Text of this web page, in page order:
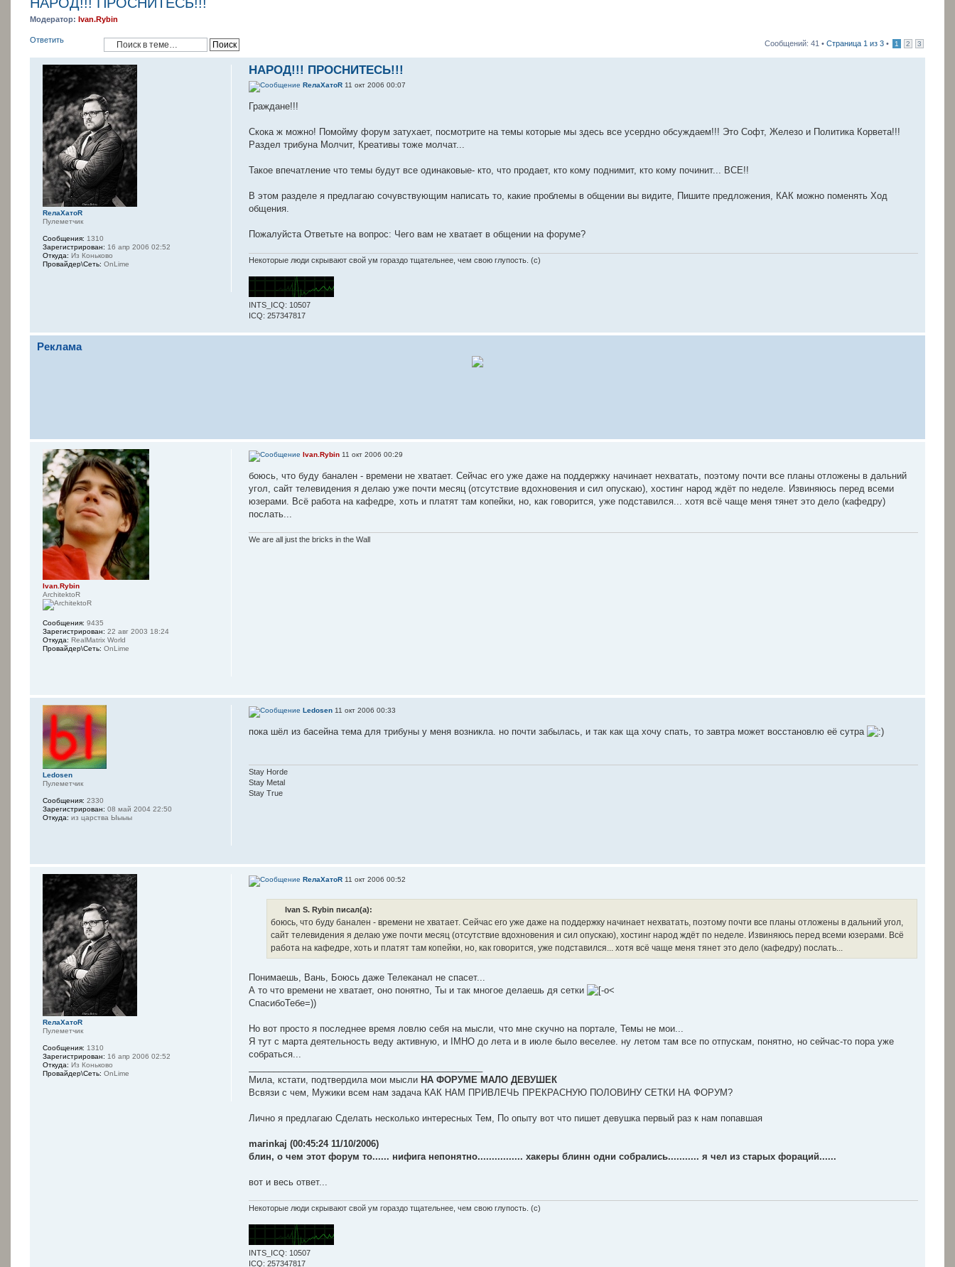
Модератор: Ivan.Rybin
Ответить Сообщений: 41 • Страница 1 из 3 • 1 2 3
НАРОД!!! ПРОСНИТЕСЬ!!!
RелаXатоR11 окт 2006 00:07
Граждане!!!
Скока ж можно! Помойму форум затухает, посмотрите на темы которые мы здесь все усердно обсуждаем!!! Это Софт, Железо и Политика Корвета!!!
Раздел трибуна Молчит, Креативы тоже молчат...
Такое впечатление что темы будут все одинаковые- кто, что продает, кто кому поднимит, кто кому починит... ВСЕ!!
В этом разделе я предлагаю сочувствующим написать то, какие проблемы в общении вы видите, Пишите предложения, КАК можно поменять Ход
общения.
Пожалуйста Ответьте на вопрос: Чего вам не хватает в общении на форуме?
Некоторые люди скрывают свой ум гораздо тщательнее, чем свою глупость. (с)
INTS_ICQ: 10507
ICQ: 257347817
RелаXатоR
Пулеметчик
Сообщения: 1310
Зарегистрирован: 16 апр 2006 02:52
Откуда: Из Коньково
Провайдер\Сеть: OnLime
Реклама
Ivan.Rybin11 окт 2006 00:29
боюсь, что буду банален - времени не хватает. Сейчас его уже даже на поддержку начинает нехватать, поэтому почти все планы отложены в дальний
угол, сайт телевидения я делаю уже почти месяц (отсутствие вдохновения и сил опускаю), хостинг народ ждёт по неделе. Извиняюсь перед всеми
юзерами. Всё работа на кафедре, хоть и платят там копейки, но, как говорится, уже подставился... хотя всё чаще меня тянет это дело (кафедру)
послать...
We are all just the bricks in the Wall
Ivan.Rybin
ArchitektoR
Сообщения: 9435
Зарегистрирован: 22 авг 2003 18:24
Откуда: RealMatrix World
Провайдер\Сеть: OnLime
Ledosen11 окт 2006 00:33
пока шёл из басейна тема для трибуны у меня возникла. но почти забылась, и так как ща хочу спать, то завтра может восстановлю её сутра
Stay Horde
Stay Metal
Stay True
Ledosen
Пулеметчик
Сообщения: 2330
Зарегистрирован: 08 май 2004 22:50
Откуда: из царства Ыыыы
RелаXатоR11 окт 2006 00:52
Ivan S. Rybin писал(а):
боюсь, что буду банален - времени не хватает. Сейчас его уже даже на поддержку начинает нехватать, поэтому почти все планы отложены в дальний угол,
сайт телевидения я делаю уже почти месяц (отсутствие вдохновения и сил опускаю), хостинг народ ждёт по неделе. Извиняюсь перед всеми юзерами. Всё
работа на кафедре, хоть и платят там копейки, но, как говорится, уже подставился... хотя всё чаще меня тянет это дело (кафедру) послать...
Понимаешь, Вань, Боюсь даже Телеканал не спасет...
А то что времени не хватает, оно понятно, Ты и так многое делаешь дя сетки
СпасибоТебе=))
Но вот просто я последнее время ловлю себя на мысли, что мне скучно на портале, Темы не мои...
Я тут с марта деятельность веду активную, и IMHO до лета и в июле было веселее. ну летом там все по отпускам, понятно, но сейчас-то пора уже
собраться...
Мила, кстати, подтвердила мои мысли НА ФОРУМЕ МАЛО ДЕВУШЕК
Всвязи с чем, Мужики всем нам задача КАК НАМ ПРИВЛЕЧЬ ПРЕКРАСНУЮ ПОЛОВИНУ СЕТКИ НА ФОРУМ?
Лично я предлагаю Сделать несколько интересных Тем, По опыту вот что пишет девушка первый раз к нам попавшая
marinkaj (00:45:24 11/10/2006)
блин, о чем этот форум то...... нифига непонятно................ хакеры блинн одни собрались........... я чел из старых фораций......
вот и весь ответ...
Некоторые люди скрывают свой ум гораздо тщательнее, чем свою глупость. (с)
INTS_ICQ: 10507
ICQ: 257347817
RелаXатоR
Пулеметчик
Сообщения: 1310
Зарегистрирован: 16 апр 2006 02:52
Откуда: Из Коньково
Провайдер\Сеть: OnLime